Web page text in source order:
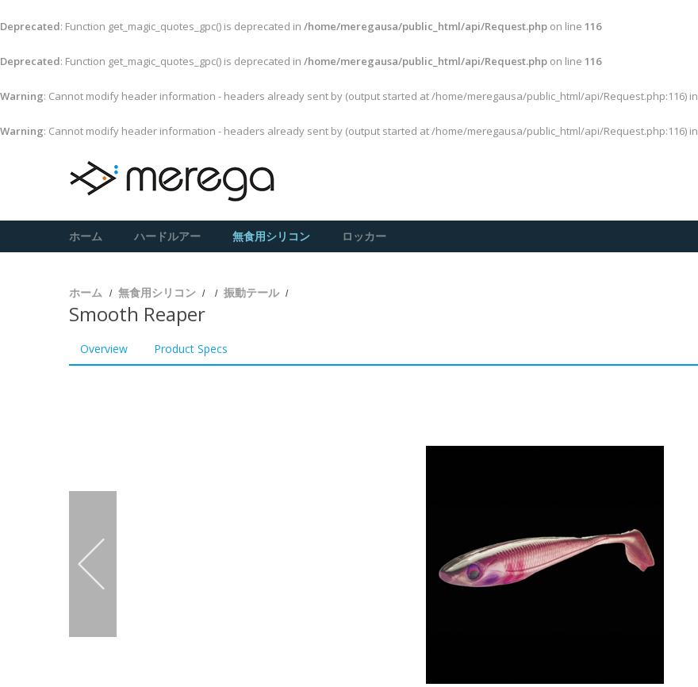
Deprecated: Function get_magic_quotes_gpc() is deprecated in /home/meregausa/public_html/api/Request.php on line 116
Deprecated: Function get_magic_quotes_gpc() is deprecated in /home/meregausa/public_html/api/Request.php on line 116
Warning: Cannot modify header information - headers already sent by (output started at /home/meregausa/public_html/api/Request.php:116) in
Warning: Cannot modify header information - headers already sent by (output started at /home/meregausa/public_html/api/Request.php:116) in
ホーム ハードルアー 無食用シリコン ロッカー
ホーム 無食用シリコン 振動テール
Smooth Reaper
Overview Product Specs